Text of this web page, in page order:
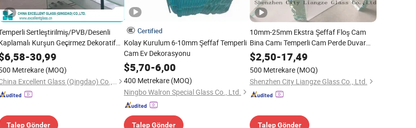
Sertleştirilmiş/PVB/Desenli
Kurşun Geçirmez Dekoratif
Cam Ultra Şeffaf Laminat Cam
Saydam Laminat Cam
6,58-30,99
Metrekare (MOQ)
China Excellent Glass (Qingdao) Co., Ltd.
Talep Gönder
Certified
Kolay Kurulum 6-10mm Şeffaf Temperli
Cam Ev Dekorasyonu
$5,70-6,00
400 Metrekare (MOQ)
Ningbo Walron Special Glass Co., Ltd.
Talep Gönder
10mm-25mm Ekstra Şeffaf Floş Cam
Bina Camı Temperli Cam Perde Duvar
Camı
$2,50-17,49
500 Metrekare (MOQ)
Shenzhen City Liangze Glass Co., Ltd.
Talep Gönder